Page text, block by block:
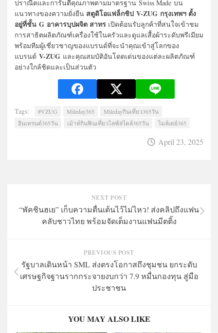
ปราณีตและการันตีคุณภาพตามมาตรฐาน Swiss Made บน
แนวทางของความยั่งยืน สตูดิโอแฟล็กชิป V-ZUG กรุงเทพฯ ตั้ง
อยู่ที่ชั้น G อาคารบุปผจิต สาทร เปิดต้อนรับลูกค้าที่สนใจเข้าชม
การสาธิตผลิตภัณฑ์เครื่องใช้ในครัวและดูแลเสื้อผ้าระดับพรีเมียม
พร้อมทีมผู้เชี่ยวชาญของแบรนด์ที่จะนำคุณเข้าสู่โลกของ
แบรนด์ V-ZUG และคุณสมบัติอันโดดเด่นของแต่ละผลิตภัณฑ์
อย่างใกล้ชิดและเป็นส่วนตัว
Tags: #VZUG Mileday365
Miledayกินเที่ยว365วัน
อินเทรนด์365วัน
เม้าท์กินฟินเที่ยวไลฟ์สไตล์365วัน ไมล์เดย์365
April 23, 2025
NEXT POST
“พัคชินฮเย” เก็บความตื่นเต้นไว้ไม่ไหว! ส่งคลิปถึงแฟน
คลับชาวไทย พร้อมจัดเต็มงานแฟนมีตติ้ง
PREVIOUS POST
รัฐบาลเดินหน้า SML ส่งตรงโอกาสถึงชุมชน ยกระดับ
เศรษฐกิจฐานรากกระจายงบกว่า 7.9 หมื่นกองทุน สู่มือ
ประชาชน
YOU MAY ALSO LIKE